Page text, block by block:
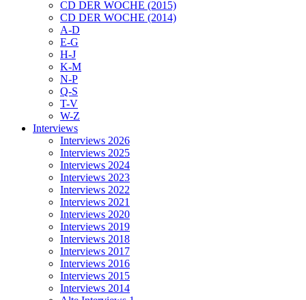
CD DER WOCHE (2015)
CD DER WOCHE (2014)
A-D
E-G
H-J
K-M
N-P
Q-S
T-V
W-Z
Interviews
Interviews 2026
Interviews 2025
Interviews 2024
Interviews 2023
Interviews 2022
Interviews 2021
Interviews 2020
Interviews 2019
Interviews 2018
Interviews 2017
Interviews 2016
Interviews 2015
Interviews 2014